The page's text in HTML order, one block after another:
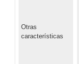
Otras
características